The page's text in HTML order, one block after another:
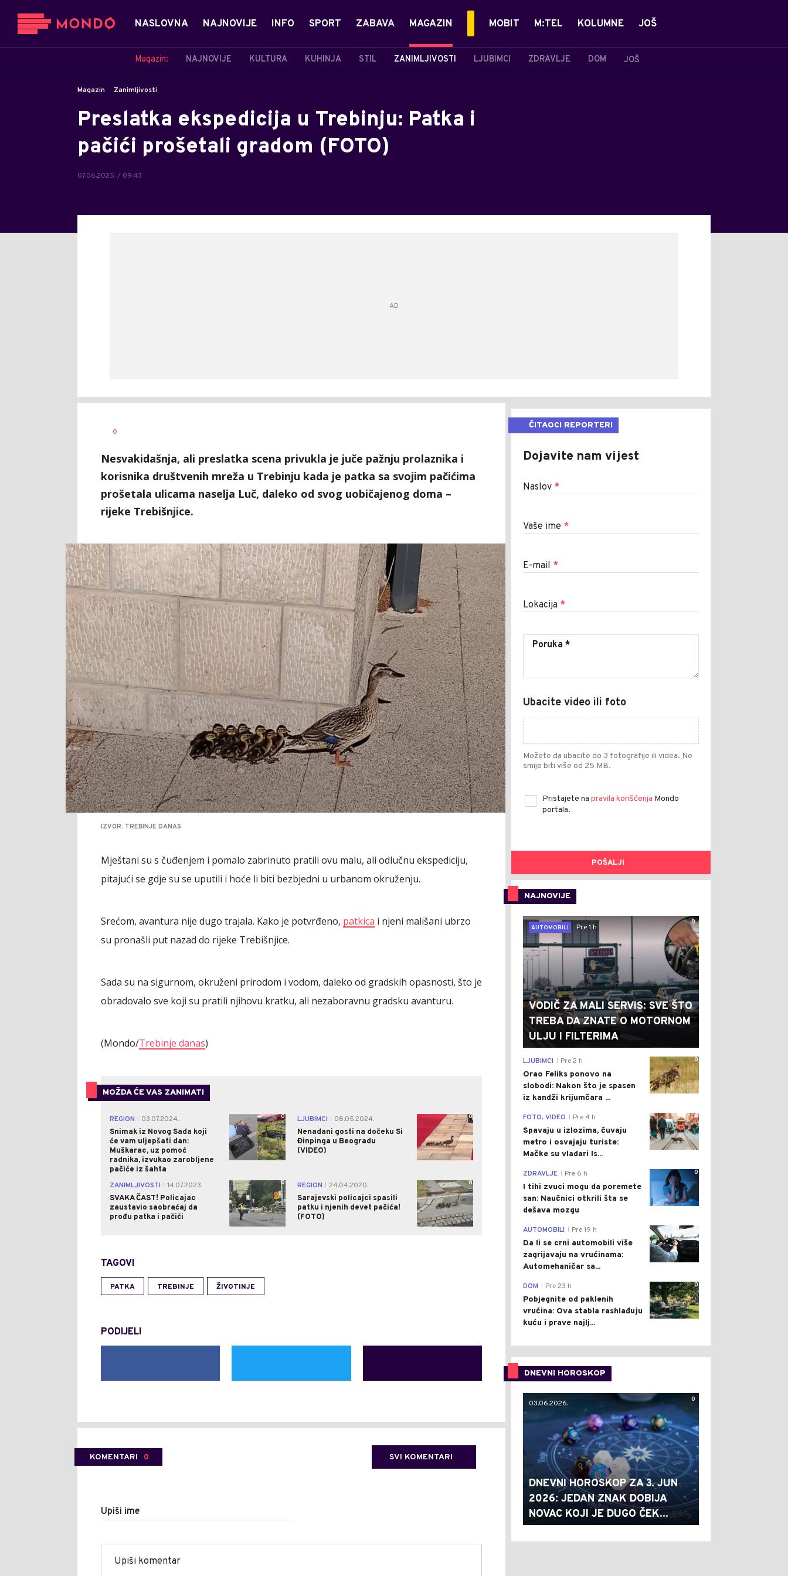
NASLOVNA NAJNOVIJE INFO SPORT ZABAVA MAGAZIN
Magazin: NAJNOVIJE KULTURA KUHINJA STIL ZANIMLJIVOSTI LJUBIMCI ZDRAVLJE DOM JOŠ
MOBIT M:TEL KOLUMNE JOŠ
Magazin Zanimljivosti
Preslatka ekspedicija u Trebinju: Patka i
pačići prošetali gradom (FOTO)
07.06.2025. / 09:43
AUTOR
0
Nesvakidašnja, ali preslatka scena privukla je juče pažnju prolaznika i
korisnika društvenih mreža u Trebinju kada je patka sa svojim pačićima
prošetala ulicama naselja Luč, daleko od svog uobičajenog doma –
rijeke Trebišnjice.
IZVOR: TREBINJE DANAS
Mještani su s čuđenjem i pomalo zabrinuto pratili ovu malu, ali odlučnu ekspediciju,
pitajući se gdje su se uputili i hoće li biti bezbjedni u urbanom okruženju.
Srećom, avantura nije dugo trajala. Kako je potvrđeno, patkica i njeni mališani ubrzo
su pronašli put nazad do rijeke Trebišnjice.
Sada su na sigurnom, okruženi prirodom i vodom, daleko od gradskih opasnosti, što je
obradovalo sve koji su pratili njihovu kratku, ali nezaboravnu gradsku avanturu.
(Mondo/Trebinje danas)
MOŽDA ĆE VAS ZANIMATI
REGION
03.07.2024.
Snimak iz Novog Sada koji
će vam uljepšati dan:
Muškarac, uz pomoć
radnika, izvukao zarobljene
pačiće iz šahta
0 LJUBIMCI
08.05.2024.
Nenadani gosti na dočeku Si
Đinpinga u Beogradu
(VIDEO)
0
ZANIMLJIVOSTI
14.07.2023.
SVAKA ČAST! Policajac
zaustavio saobraćaj da
prođu patka i pačići
0 REGION
24.04.2020.
Sarajevski policajci spasili
patku i njenih devet pačića!
(FOTO)
0
TAGOVI
PATKA TREBINJE ŽIVOTINJE
PODIJELI
KOMENTARI 0 SVI KOMENTARI
Upiši ime
ČITAOCI REPORTERI
Dojavite nam vijest
Naslov *
Vaše ime *
E-mail *
Lokacija *
Ubacite video ili foto
Možete da ubacite do 3 fotografije ili videa. Ne
smije biti više od 25 MB.
Pristajete na pravila korišćenja Mondo
portala.
POŠALJI
NAJNOVIJE
0
AUTOMOBILI
Pre 1 h
VODIČ ZA MALI SERVIS: SVE ŠTO
TREBA DA ZNATE O MOTORNOM
ULJU I FILTERIMA
0
LJUBIMCI Pre 2 h
Orao Feliks ponovo na
slobodi: Nakon što je spasen
iz kandži krijumčara ...
0
FOTO, VIDEO Pre 4 h
Spavaju u izlozima, čuvaju
metro i osvajaju turiste:
Mačke su vladari Is...
0
ZDRAVLJE Pre 6 h
I tihi zvuci mogu da poremete
san: Naučnici otkrili šta se
dešava mozgu
0
AUTOMOBILI Pre 19 h
Da li se crni automobili više
zagrijavaju na vrućinama:
Automehaničar sa...
0
DOM Pre 23 h
Pobjegnite od paklenih
vrućina: Ova stabla rashlađuju
kuću i prave najlj...
DNEVNI HOROSKOP
0
03.06.2026.
DNEVNI HOROSKOP ZA 3. JUN
2026: JEDAN ZNAK DOBIJA
NOVAC KOJI JE DUGO ČEK...